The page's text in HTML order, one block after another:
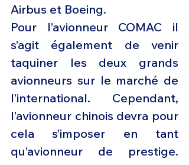
Airbus et Boeing.
Pour l’avionneur COMAC il
s’agit également de venir
taquiner les deux grands
avionneurs sur le marché de
l’international. Cependant,
l’avionneur chinois devra pour
cela s’imposer en tant
qu’avionneur de prestige.